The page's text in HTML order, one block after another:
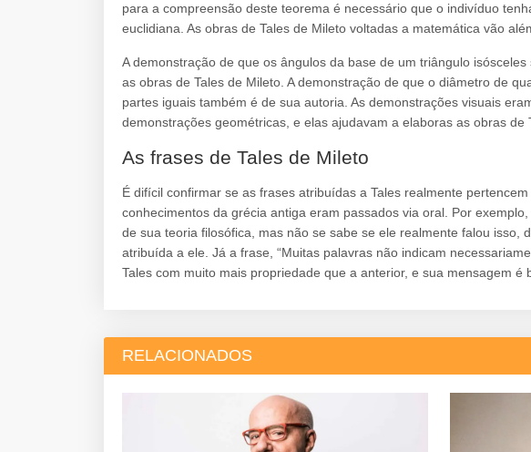
para a compreensão deste teorema é necessário que o indivíduo
euclidiana. As obras de Tales de Mileto voltadas a matemática vão
A demonstração de que os ângulos da base de um triângulo
as obras de Tales de Mileto. A demonstração de que o diâmetro de
partes iguais também é de sua autoria. As demonstrações visuais
demonstrações geométricas, e elas ajudavam a elaboras as obras de
As frases de Tales de Mileto
É difícil confirmar se as frases atribuídas a Tales realmente
conhecimentos da grécia antiga eram passados via oral. Por
de sua teoria filosófica, mas não se sabe se ele realmente falou isso,
atribuída a ele. Já a frase, “Muitas palavras não indicam
Tales com muito mais propriedade que a anterior, e sua mensagem é
RELACIONADOS